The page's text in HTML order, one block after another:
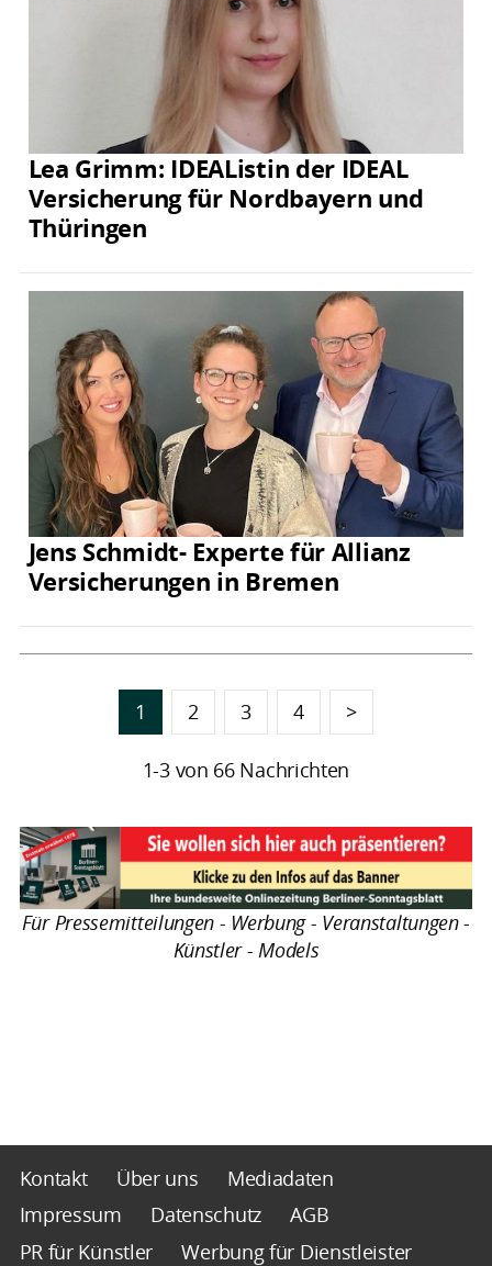
Lea Grimm: IDEAListin der IDEAL
Versicherung für Nordbayern und
Thüringen
Jens Schmidt- Experte für Allianz
Versicherungen in Bremen
1 2 3 4 >
1-3 von 66 Nachrichten
Für Pressemitteilungen - Werbung - Veranstaltungen -
Künstler - Models
Kontakt Über uns
Mediadaten
Impressum
Datenschutz
AGB
PR für Künstler
Werbung für Dienstleister